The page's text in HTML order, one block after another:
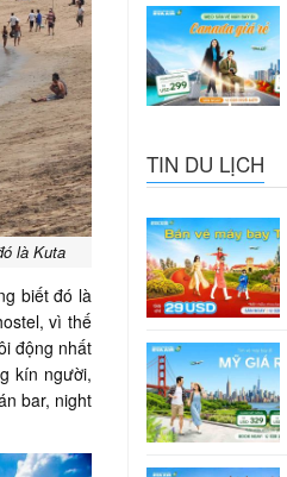
là Kuta
biết đó là
vì thế
động nhất
kín người,
bar, night
TIN DU LỊCH